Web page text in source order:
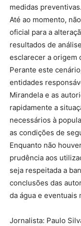
medidas preventivas.
Até ao momento,
oficial para a
resultados de
esclarecer a origem
Perante este
entidades
Mirandela e as
rapidamente a
necessários à
as condições de
Enquanto não
prudência aos
seja respeitada a
conclusões das
da água e eventuais
Jornalista: Paulo